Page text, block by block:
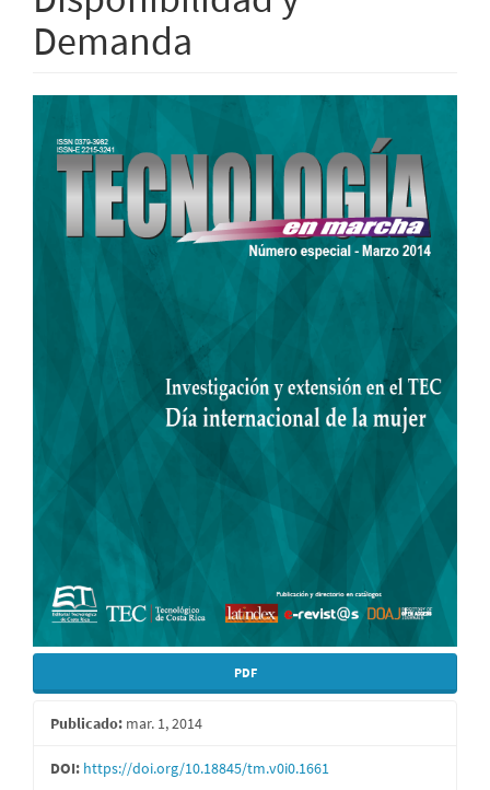
Demanda
lateral
del
artículo
PDF
Publicado: mar. 1, 2014
DOI: https://doi.org/10.18845/tm.v0i0.1661